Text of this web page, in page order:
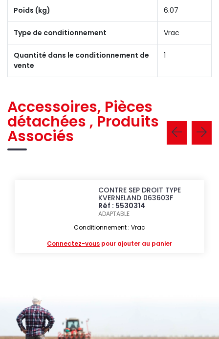
Poids (kg) 6.07
Type de conditionnement Vrac
Quantité dans le conditionnement de
vente
1
Accessoires, Pièces
détachées , Produits
Associés
CONTRE SEP DROIT TYPE
KVERNELAND 063603F
Réf : 5530314
ADAPTABLE
Conditionnement : Vrac
Connectez-vous pour ajouter au panier